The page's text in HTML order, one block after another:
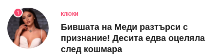
1 КЛЮКИ
Бившата на Меди разтърси с
признание! Десита едва оцеляла
след кошмара